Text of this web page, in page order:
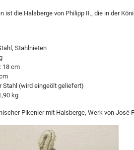
ist die Halsberge von Philipp II., die in der
Stahlnieten
18 cm
Stahl (wird eingeölt geliefert)
kg
Pikenier mit Halsberge, Werk von José